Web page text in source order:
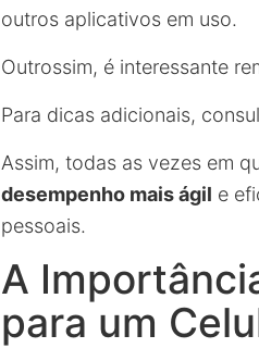
outros aplicativos em uso.
Outrossim, é interessante
Para dicas adicionais,
Assim, todas as vezes em
desempenho mais ágil e
pessoais.
A
para um